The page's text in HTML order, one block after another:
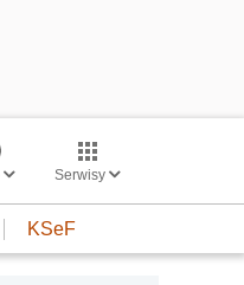
Serwisy
KSeF